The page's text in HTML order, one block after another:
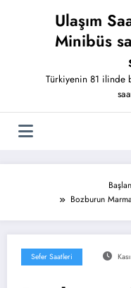
Ulaşım
Minibüs
Türkiyenin 81 ilinde
Bozburun
Sefer Saatleri